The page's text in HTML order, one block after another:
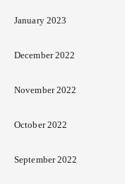
January 2023
December 2022
November 2022
October 2022
September 2022